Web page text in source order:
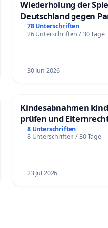
Wiederholung der
Deutschland gegen
78 Unterschriften
26 Unterschriften / 30 Tage
30 Jun 2026
Kindesabnahmen
prüfen und
8 Unterschriften
8 Unterschriften / 30 Tage
23 Jul 2026